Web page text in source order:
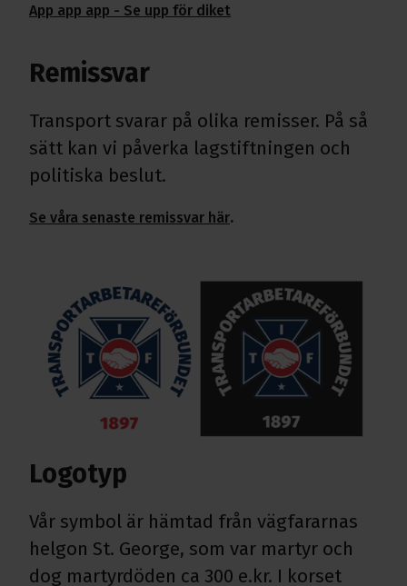
App app app - Se upp för diket
Remissvar
Transport svarar på olika remisser. På så
sätt kan vi påverka lagstiftningen och
politiska beslut.
Se våra senaste remissvar här.
Logotyp
Vår symbol är hämtad från vägfararnas
helgon St. George, som var martyr och
dog martyrdöden ca 300 e.kr. I korset